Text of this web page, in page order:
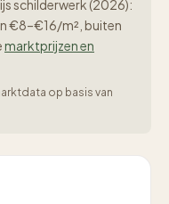
schilderwerk (2026):
€8–€16/m², buiten
marktprijzen en
op basis van